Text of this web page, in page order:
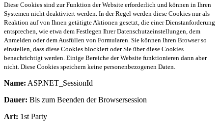
Diese Cookies sind zur Funktion der Website erforderlich und können in Ihren
Systemen nicht deaktiviert werden. In der Regel werden diese Cookies nur als
Reaktion auf von Ihnen getätigte Aktionen gesetzt, die einer Dienstanforderung
entsprechen, wie etwa dem Festlegen Ihrer Datenschutzeinstellungen, dem
Anmelden oder dem Ausfüllen von Formularen. Sie können Ihren Browser so
einstellen, dass diese Cookies blockiert oder Sie über diese Cookies
benachrichtigt werden. Einige Bereiche der Website funktionieren dann aber
nicht. Diese Cookies speichern keine personenbezogenen Daten.
Name: ASP.NET_SessionId
Dauer: Bis zum Beenden der Browsersession
Art: 1st Party